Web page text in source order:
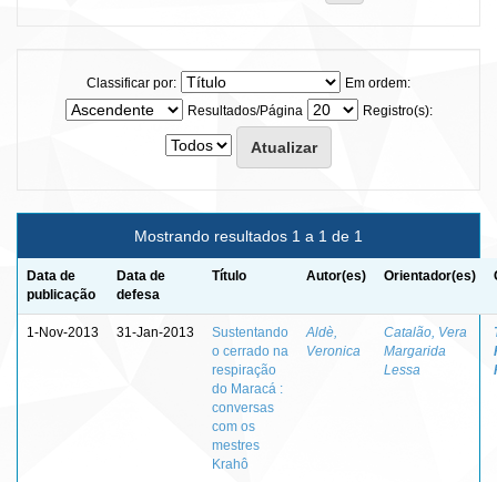
Classificar por:
Em ordem:
Resultados/Página
Registro(s):
Mostrando resultados 1 a 1 de 1
Data de
publicação
Data de
defesa
Título Autor(es) Orientador(es)
1-Nov-2013 31-Jan-2013
Sustentando
o cerrado na
respiração
do Maracá :
conversas
com os
mestres
Krahô
Aldè,
Veronica
Catalão, Vera
Margarida
Lessa